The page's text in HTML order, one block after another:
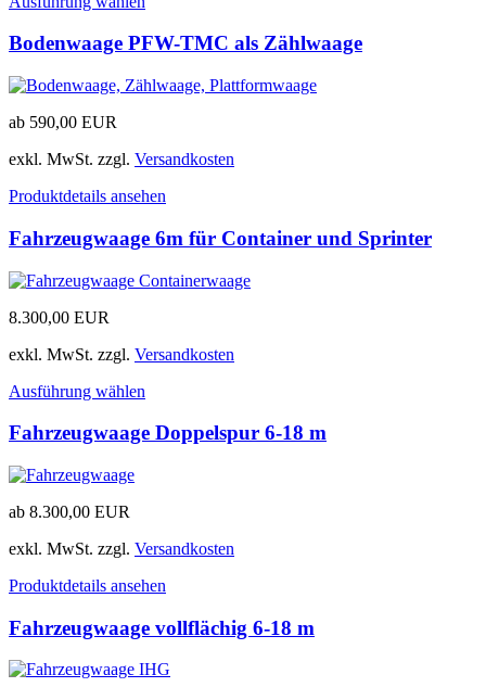
Bodenwaage PFW-TMC als Zählwaage
ab 590,00 EUR
exkl. MwSt. zzgl. Versandkosten
Produktdetails ansehen
Fahrzeugwaage 6m für Container und Sprinter
8.300,00 EUR
exkl. MwSt. zzgl. Versandkosten
Ausführung wählen
Fahrzeugwaage Doppelspur 6-18 m
ab 8.300,00 EUR
exkl. MwSt. zzgl. Versandkosten
Produktdetails ansehen
Fahrzeugwaage vollflächig 6-18 m